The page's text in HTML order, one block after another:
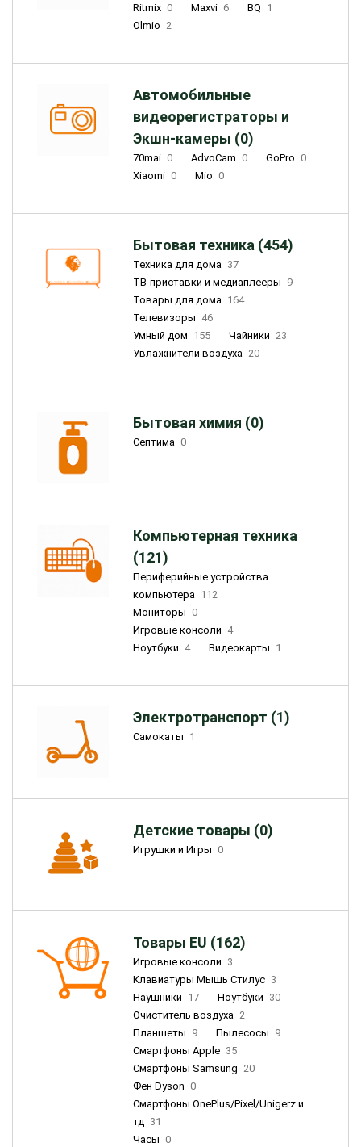
Ritmix 0 Maxvi 6 BQ 1
Olmio 2
Автомобильные
видеорегистраторы и
Экшн-камеры (0)
70mai 0 AdvoCam 0 GoPro 0
Xiaomi 0 Mio 0
Бытовая техника (454)
Техника для дома 37
ТВ-приставки и медиаплееры 9
Товары для дома 164
Телевизоры 46
Умный дом 155 Чайники 23
Увлажнители воздуха 20
Бытовая химия (0)
Септима 0
Компьютерная техника
(121)
Периферийные устройства
компьютера 112
Мониторы 0
Игровые консоли 4
Ноутбуки 4 Видеокарты 1
Электротранспорт (1)
Самокаты 1
Детские товары (0)
Игрушки и Игры 0
Товары EU (162)
Игровые консоли 3
Клавиатуры Мышь Стилус 3
Наушники 17 Ноутбуки 30
Очиститель воздуха 2
Планшеты 9 Пылесосы 9
Смартфоны Apple 35
Смартфоны Samsung 20
Фен Dyson 0
Смартфоны OnePlus/Pixel/Unigerz и
тд 31
Часы 0